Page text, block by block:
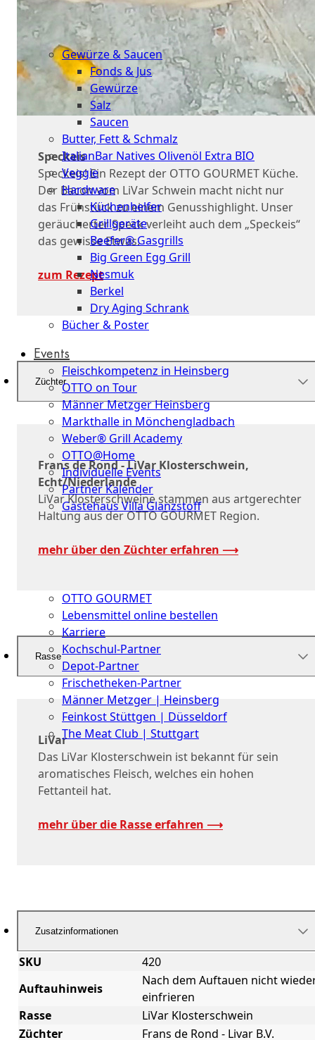
&
dazu
Gewürze & Saucen
Fonds & Jus
Gewürze
Salz
Saucen
Butter, Fett & Schmalz
ItalianBar Natives Olivenöl Extra BIO
Veggie
Hardware
Küchenhelfer
Grillgeräte
Beefer® Gasgrills
Big Green Egg Grill
Nesmuk
Berkel
Dry Aging Schrank
Bücher & Poster
Events
Fleischkompetenz in Heinsberg
OTTO on Tour
Männer Metzger Heinsberg
Markthalle in Mönchengladbach
Weber® Grill Academy
OTTO@Home
Individuelle Events
Partner Kalender
Gästehaus Villa Glanzstoff
OTTO GOURMET
Lebensmittel online bestellen
Karriere
Kochschul-Partner
Depot-Partner
Frischetheken-Partner
Männer Metzger | Heinsberg
Feinkost Stüttgen | Düsseldorf
The Meat Club | Stuttgart
Geschäftskunden
Speckeis
Speckeis! Ein Rezept der OTTO GOURMET Küche.
Der Bacon vom LiVar Schwein macht nicht nur
das Frühstück zu einem Genusshighlight. Unser
geräucherter Speck verleiht auch dem „Speckeis“
das gewisse Etwas.
zum Rezept
Züchter
Frans de Rond - LiVar Klosterschwein,
Echt/Niederlande
LiVar Klosterschweine stammen aus artgerechter
Haltung aus der OTTO GOURMET Region.
mehr über den Züchter erfahren ⟶
Rasse
LiVar
Das LiVar Klosterschwein ist bekannt für sein
aromatisches Fleisch, welches ein hohen
Fettanteil hat.
mehr über die Rasse erfahren ⟶
Zusatzinformationen
SKU
420
Auftauhinweis
Nach dem Auftauen nicht
einfrieren
Rasse
LiVar Klosterschwein
Züchter
Frans de Rond - Livar B.V.